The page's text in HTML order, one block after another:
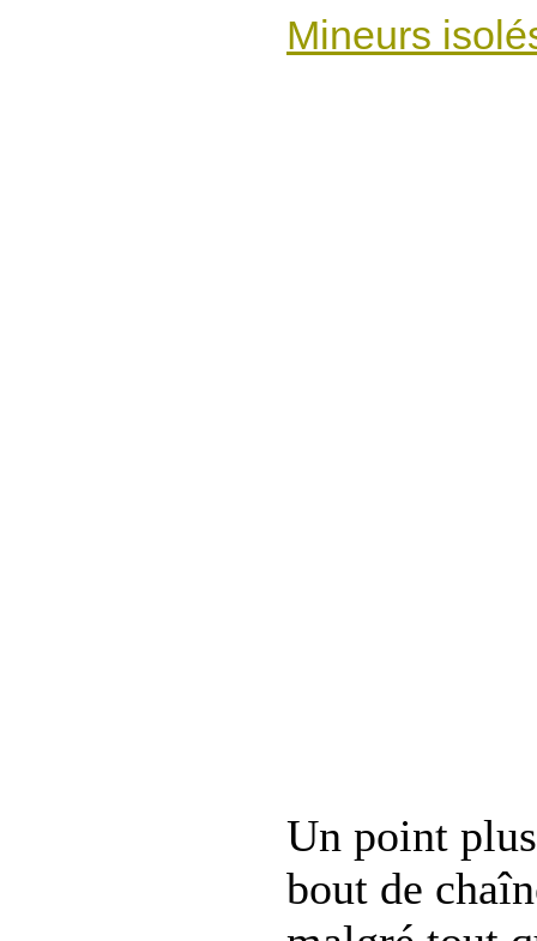
Mineurs
Un point
bout de